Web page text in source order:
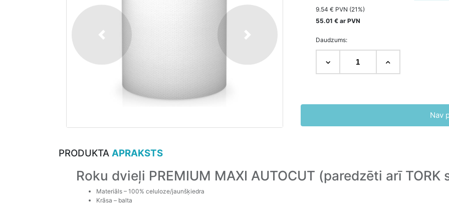
Previous Next
9.54 € PVN (21%)
55.01 € ar PVN
Daudzums:
Nav
PRODUKTA APRAKSTS
Roku dvieļi PREMIUM MAXI AUTOCUT (paredzēti arī TORK
Materiāls – 100% celuloze/jaunšķiedra
Krāsa – balta